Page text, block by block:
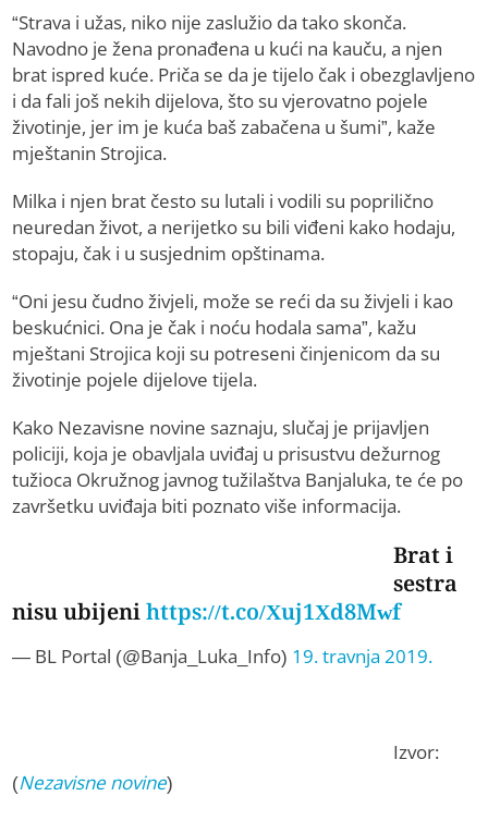
“Strava i užas, niko nije zaslužio da tako skonča.
Navodno je žena pronađena u kući na kauču, a njen
brat ispred kuće. Priča se da je tijelo čak i obezglavljeno
i da fali još nekih dijelova, što su vjerovatno pojele
životinje, jer im je kuća baš zabačena u šumi”, kaže
mještanin Strojica.
Milka i njen brat često su lutali i vodili su poprilično
neuredan život, a nerijetko su bili viđeni kako hodaju,
stopaju, čak i u susjednim opštinama.
“Oni jesu čudno živjeli, može se reći da su živjeli i kao
beskućnici. Ona je čak i noću hodala sama”, kažu
mještani Strojica koji su potreseni činjenicom da su
životinje pojele dijelove tijela.
Kako Nezavisne novine saznaju, slučaj je prijavljen
policiji, koja je obavljala uviđaj u prisustvu dežurnog
tužioca Okružnog javnog tužilaštva Banjaluka, te će po
završetku uviđaja biti poznato više informacija.
Brat i
sestra
nisu ubijenihttps://t.co/Xuj1Xd8Mwf
— BL Portal (@Banja_Luka_Info) 19. travnja 2019.
Izvor:
(Nezavisne novine)